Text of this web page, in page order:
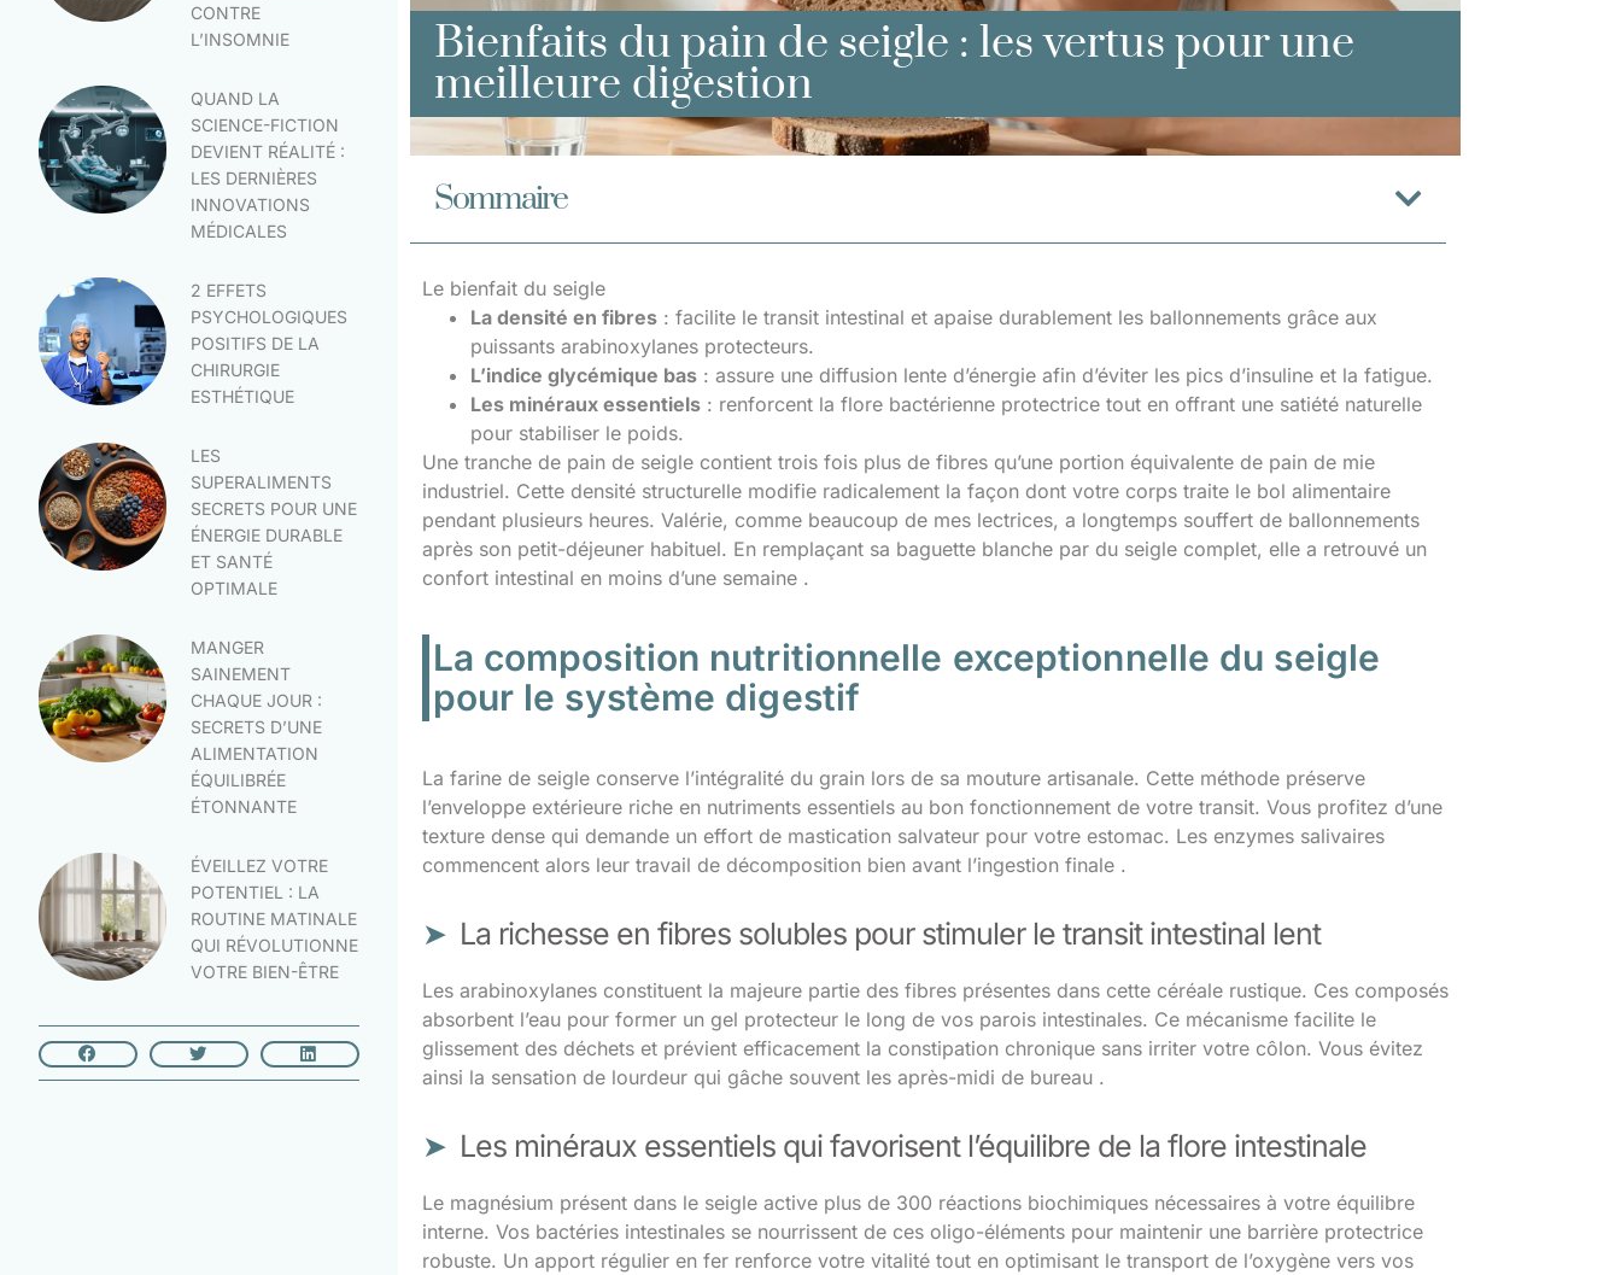
CONTRE
L’INSOMNIE
QUAND LA
SCIENCE-FICTION
DEVIENT RÉALITÉ :
LES DERNIÈRES
INNOVATIONS
MÉDICALES
2 EFFETS
PSYCHOLOGIQUES
POSITIFS DE LA
CHIRURGIE
ESTHÉTIQUE
LES
SUPERALIMENTS
SECRETS POUR UNE
ÉNERGIE DURABLE
ET SANTÉ
OPTIMALE
MANGER
SAINEMENT
CHAQUE JOUR :
SECRETS D’UNE
ALIMENTATION
ÉQUILIBRÉE
ÉTONNANTE
ÉVEILLEZ VOTRE
POTENTIEL : LA
ROUTINE MATINALE
QUI RÉVOLUTIONNE
VOTRE BIEN-ÊTRE
Bienfaits du pain de seigle : les vertus pour une
meilleure digestion
Sommaire
Le bienfait du seigle
La densité en fibres: facilite le transit intestinal et apaise durablement les ballonnements grâce aux
puissants arabinoxylanes protecteurs.
L’indice glycémique bas: assure une diffusion lente d’énergie afin d’éviter les pics d’insuline et la fatigue.
Les minéraux essentiels: renforcent la flore bactérienne protectrice tout en offrant une satiété naturelle
pour stabiliser le poids.
Une tranche de pain de seigle contient trois fois plus de fibres qu’une portion équivalente de pain de mie
industriel. Cette densité structurelle modifie radicalement la façon dont votre corps traite le bol alimentaire
pendant plusieurs heures. Valérie, comme beaucoup de mes lectrices, a longtemps souffert de ballonnements
après son petit-déjeuner habituel. En remplaçant sa baguette blanche par du seigle complet, elle a retrouvé un
confort intestinal en moins d’une semaine .
La composition nutritionnelle exceptionnelle du seigle
pour le système digestif
La farine de seigle conserve l’intégralité du grain lors de sa mouture artisanale. Cette méthode préserve
l’enveloppe extérieure riche en nutriments essentiels au bon fonctionnement de votre transit. Vous profitez d’une
texture dense qui demande un effort de mastication salvateur pour votre estomac. Les enzymes salivaires
commencent alors leur travail de décomposition bien avant l’ingestion finale .
La richesse en fibres solubles pour stimuler le transit intestinal lent
Les arabinoxylanes constituent la majeure partie des fibres présentes dans cette céréale rustique. Ces composés
absorbent l’eau pour former un gel protecteur le long de vos parois intestinales. Ce mécanisme facilite le
glissement des déchets et prévient efficacement la constipation chronique sans irriter votre côlon. Vous évitez
ainsi la sensation de lourdeur qui gâche souvent les après-midi de bureau .
Les minéraux essentiels qui favorisent l’équilibre de la flore intestinale
Le magnésium présent dans le seigle active plus de 300 réactions biochimiques nécessaires à votre équilibre
interne. Vos bactéries intestinales se nourrissent de ces oligo-éléments pour maintenir une barrière protectrice
robuste. Un apport régulier en fer renforce votre vitalité tout en optimisant le transport de l’oxygène vers vos